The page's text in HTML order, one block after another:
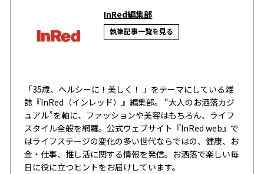
InRed編集部
執筆記事一覧を見る
「35歳、ヘルシーに！美しく！ 」をテーマにしている雑
誌『InRed（インレッド）』編集部。 “大人のお洒落カジ
ュアル”を軸に、ファッションや美容はもちろん、ライフ
スタイル全般を網羅。公式ウェブサイト『InRed web』で
はライフステージの変化の多い世代ならではの、健康、お
金・仕事、推し活に関する情報を発信。お洒落で楽しい毎
日に役に立つヒントをお届けしています。